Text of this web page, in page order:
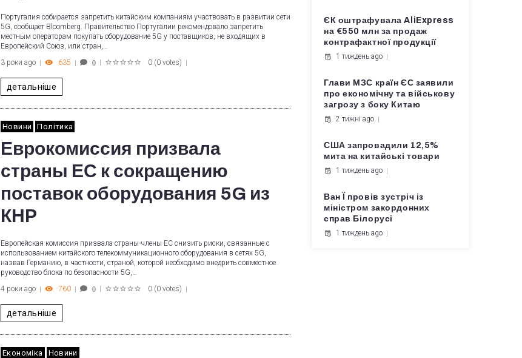
Португалия собирается запретить китайским компаниям участвовать в развитии сети
5G, сообщает Bloomberg. Правительство Португалии рекомендовало запретить
местным операторам покупать оборудование 5G у поставщиков, не входящих в
Европейский Союз, или стран,…
3 роки ago
635 0 0 (0 votes)
детальніше
Новини Політика
Еврокомиссия призвала
страны ЕС к сокращению
поставок оборудования 5G из
КНР
Европейская комиссия призвала страны-члены ЕС снизить риски, связанные с
использованием китайского телекоммуникационного оборудования в сетях 5G,
назвав Германию, в частности, страной, которой необходимо внедрить совместное
руководство блока по безопасности 5G,…
4 роки ago
760 0 0 (0 votes)
детальніше
Економіка Новини
ЄК оштрафувала AliExpress
на €550 млн за продаж
контрафактної продукції
1 тиждень ago
Глави МЗС країн ЄС заявили
про економічну та військову
загрозу з боку Китаю
2 тижні ago
США запровадили 12,5%
мита на китайські товари
1 тиждень ago
Ван Ї провів зустріч із
міністром закордонних
справ Білорусі
1 тиждень ago